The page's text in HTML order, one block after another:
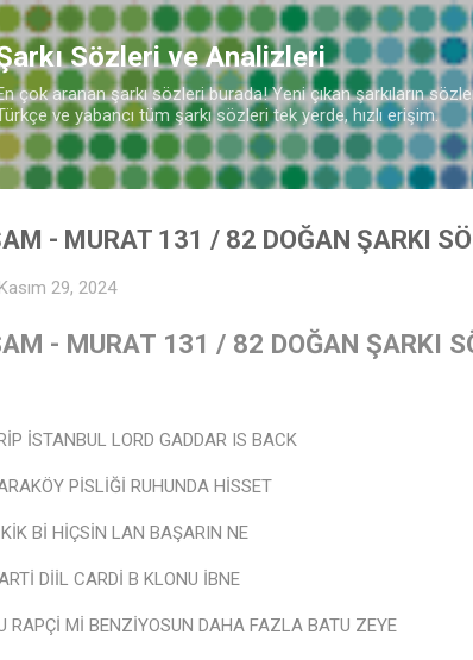
Ana
Sözleri ve Analizleri
çok aranan şarkı sözleri burada! Yeni çıkan şarkıların
ve yabancı tüm şarkı sözleri tek yerde, hızlı erişim.
- MURAT 131 / 82 DOĞAN ŞARKI
Kasım 29, 2024
- MURAT 131 / 82 DOĞAN ŞARKI
İSTANBUL LORD GADDAR IS BACK
PİSLİĞİ RUHUNDA HİSSET
Bİ HİÇSİN LAN BAŞARIN NE
DİİL CARDİ B KLONU İBNE
RAPÇİ Mİ BENZİYOSUN DAHA FAZLA BATU ZEYE